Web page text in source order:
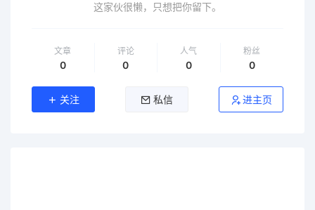
这家伙很懒，只想把你留下。
文章
0
评论
0
人气
0
粉丝
0
关注 私信 进主页